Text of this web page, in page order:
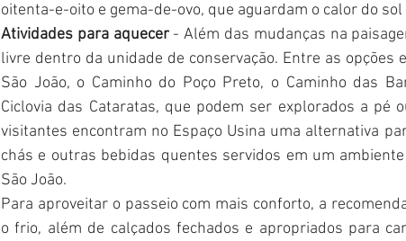
oitenta-e-oito e gema-de-ovo, que aguardam o calor do
Atividades para aquecer - Além das mudanças na
livre dentro da unidade de conservação. Entre as opções
São João, o Caminho do Poço Preto, o Caminho das
Ciclovia das Cataratas, que podem ser explorados a pé
visitantes encontram no Espaço Usina uma alternativa
chás e outras bebidas quentes servidos em um
São João.
Para aproveitar o passeio com mais conforto, a
o frio, além de calçados fechados e apropriados para